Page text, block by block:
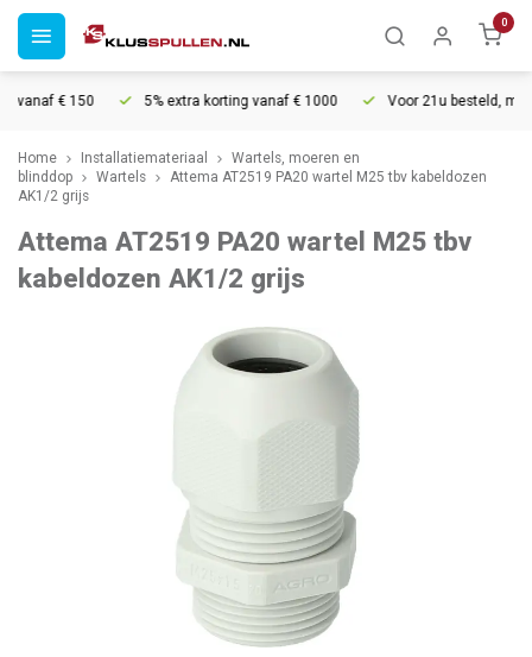
0
€ 150 5% extra korting vanaf € 1000 Voor 21u besteld,
Home Installatiemateriaal
Wartels, moeren en
blinddop
Wartels
Attema AT2519 PA20 wartel M25 tbv kabeldozen
AK1/2 grijs
Attema AT2519 PA20 wartel M25 tbv
kabeldozen AK1/2 grijs